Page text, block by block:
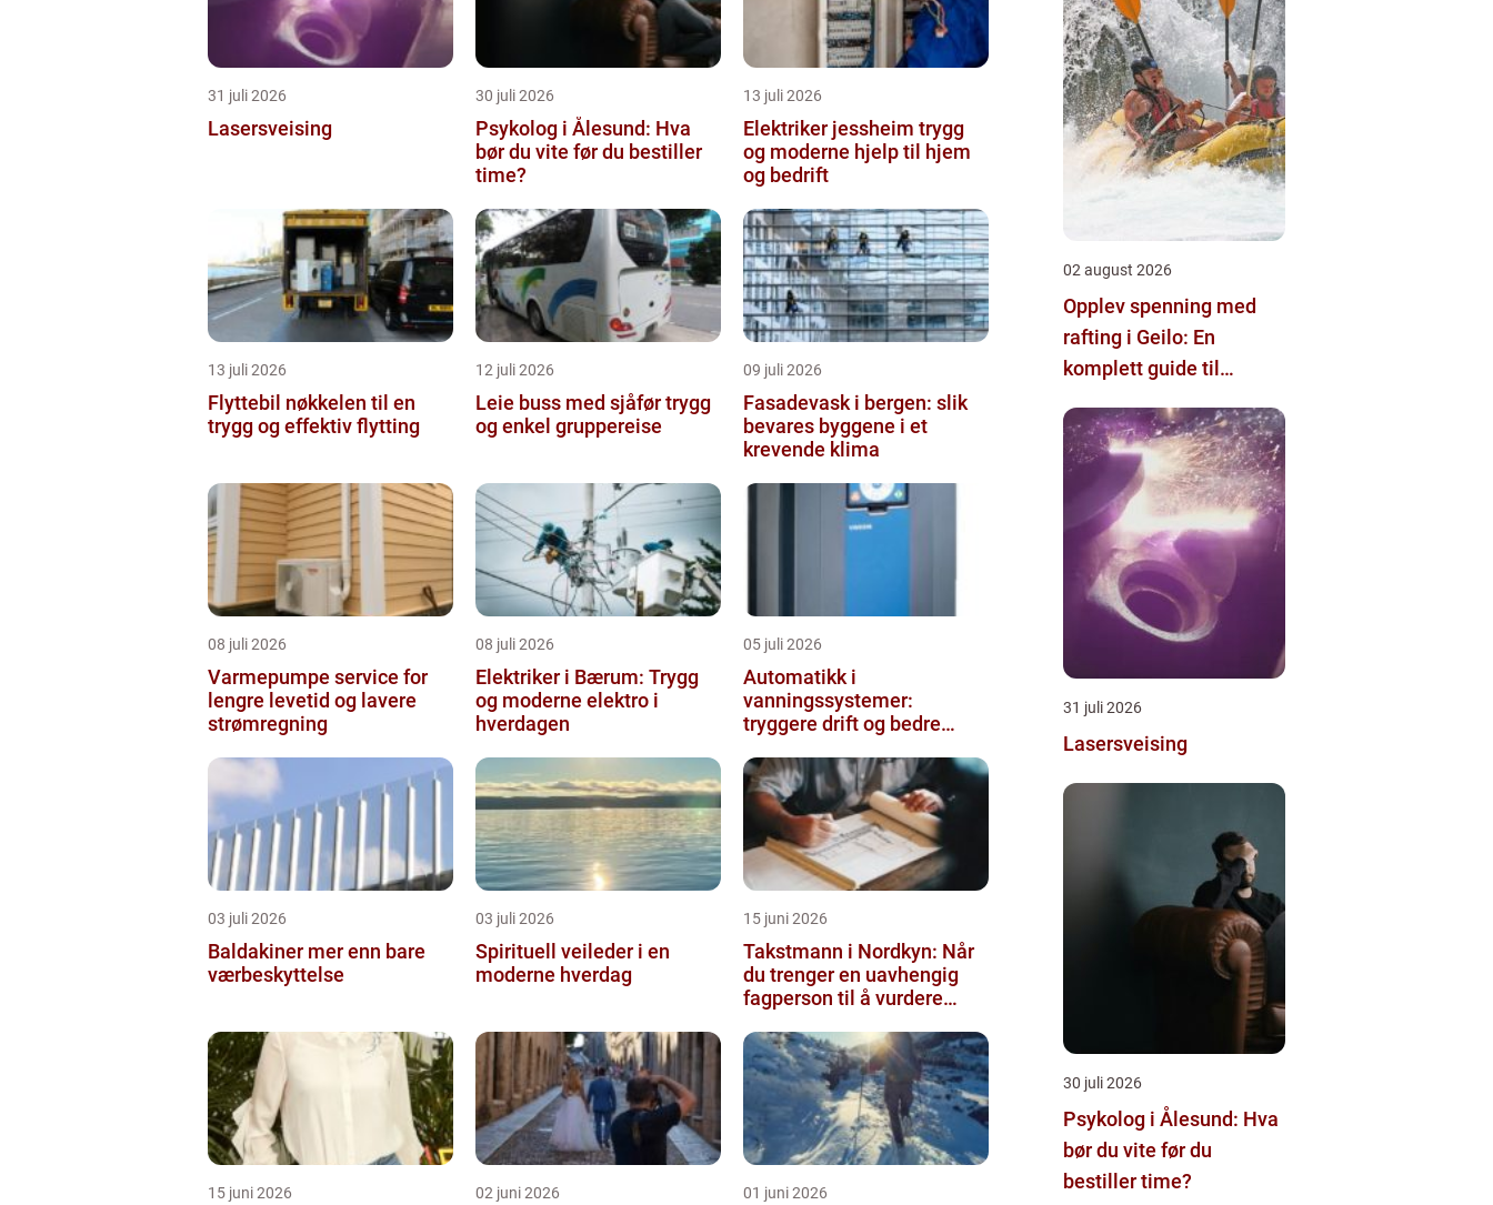
31 juli 2026
Lasersveising
30 juli 2026
Psykolog i Ålesund: Hva
bør du vite før du bestiller
time?
13 juli 2026
Elektriker jessheim trygg
og moderne hjelp til hjem
og bedrift
13 juli 2026
Flyttebil nøkkelen til en
trygg og effektiv flytting
12 juli 2026
Leie buss med sjåfør trygg
og enkel gruppereise
09 juli 2026
Fasadevask i bergen: slik
bevares byggene i et
krevende klima
08 juli 2026
Varmepumpe service for
lengre levetid og lavere
strømregning
08 juli 2026
Elektriker i Bærum: Trygg
og moderne elektro i
hverdagen
05 juli 2026
Automatikk i
vanningssystemer:
tryggere drift og bedre
03 juli 2026
Baldakiner mer enn bare
værbeskyttelse
03 juli 2026
Spirituell veileder i en
moderne hverdag
15 juni 2026
Takstmann i Nordkyn: Når
du trenger en uavhengig
fagperson til å vurdere
15 juni 2026 02 juni 2026 01 juni 2026
02 august 2026
Opplev spenning med
rafting i Geilo: En
komplett guide til
31 juli 2026
Lasersveising
30 juli 2026
Psykolog i Ålesund: Hva
bør du vite før du
bestiller time?